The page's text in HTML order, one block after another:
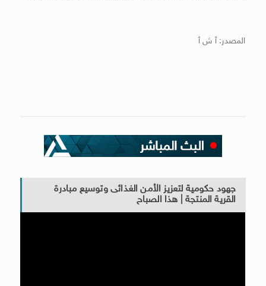
المصدر: أ ش أ
جهود حكومية لتعزيز الأمن الغذائى وتوسيع مبادرة
القرية المنتجة | هذا الصباح